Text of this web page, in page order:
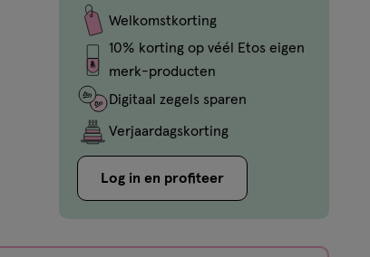
Welkomstkorting
10% korting op véél Etos eigen
merk-producten
Digitaal zegels sparen
Verjaardagskorting
Log in en profiteer